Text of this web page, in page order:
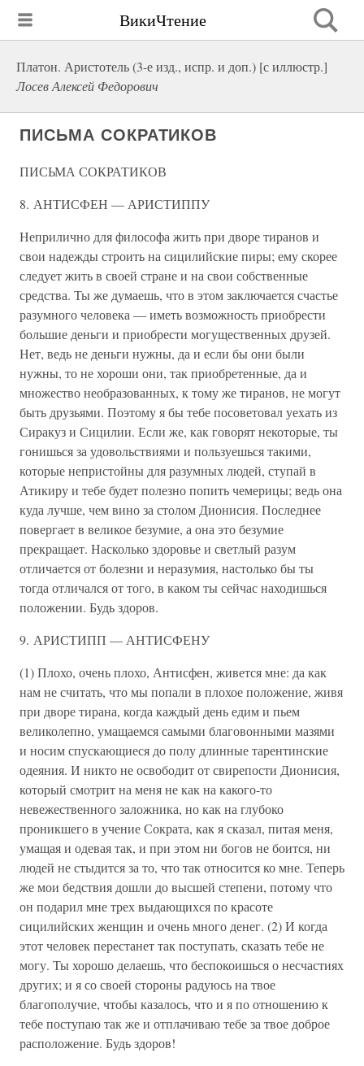
ВикиЧтение
Платон. Аристотель (3-е изд., испр. и доп.) [с иллюстр.]
Лосев Алексей Федорович
ПИСЬМА СОКРАТИКОВ
ПИСЬМА СОКРАТИКОВ
8. АНТИСФЕН — АРИСТИППУ
Неприлично для философа жить при дворе тиранов и
свои надежды строить на сицилийские пиры; ему скорее
следует жить в своей стране и на свои собственные
средства. Ты же думаешь, что в этом заключается счастье
разумного человека — иметь возможность приобрести
большие деньги и приобрести могущественных друзей.
Нет, ведь не деньги нужны, да и если бы они были
нужны, то не хороши они, так приобретенные, да и
множество необразованных, к тому же тиранов, не могут
быть друзьями. Поэтому я бы тебе посоветовал уехать из
Сиракуз и Сицилии. Если же, как говорят некоторые, ты
гонишься за удовольствиями и пользуешься такими,
которые непристойны для разумных людей, ступай в
Атикиру и тебе будет полезно попить чемерицы; ведь она
куда лучше, чем вино за столом Дионисия. Последнее
повергает в великое безумие, а она это безумие
прекращает. Насколько здоровье и светлый разум
отличается от болезни и неразумия, настолько бы ты
тогда отличался от того, в каком ты сейчас находишься
положении. Будь здоров.
9. АРИСТИПП — АНТИСФЕНУ
(1) Плохо, очень плохо, Антисфен, живется мне: да как
нам не считать, что мы попали в плохое положение, живя
при дворе тирана, когда каждый день едим и пьем
великолепно, умащаемся самыми благовонными мазями
и носим спускающиеся до полу длинные тарентинские
одеяния. И никто не освободит от свирепости Дионисия,
который смотрит на меня не как на какого-то
невежественного заложника, но как на глубоко
проникшего в учение Сократа, как я сказал, питая меня,
умащая и одевая так, и при этом ни богов не боится, ни
людей не стыдится за то, что так относится ко мне. Теперь
же мои бедствия дошли до высшей степени, потому что
он подарил мне трех выдающихся по красоте
сицилийских женщин и очень много денег. (2) И когда
этот человек перестанет так поступать, сказать тебе не
могу. Ты хорошо делаешь, что беспокоишься о несчастиях
других; и я со своей стороны радуюсь на твое
благополучие, чтобы казалось, что и я по отношению к
тебе поступаю так же и отплачиваю тебе за твое доброе
расположение. Будь здоров!